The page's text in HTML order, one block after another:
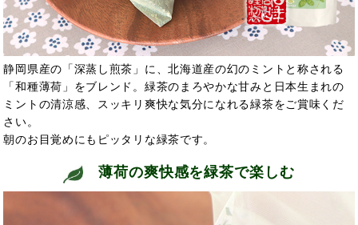
静岡県産の「深蒸し煎茶」に、北海道産の幻のミントと称される
「和種薄荷」をブレンド。緑茶のまろやかな甘みと日本生まれの
ミントの清涼感、スッキリ爽快な気分になれる緑茶をご賞味くだ
さい。
朝のお目覚めにもピッタリな緑茶です。
薄荷の爽快感を緑茶で楽しむ